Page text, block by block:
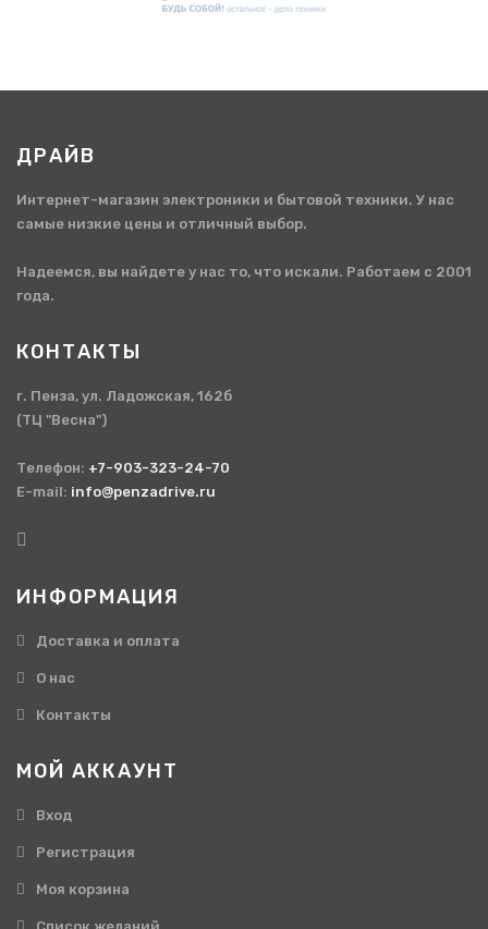
ДРАЙВ
Интернет-магазин электроники и бытовой техники. У нас
самые низкие цены и отличный выбор.
Надеемся, вы найдете у нас то, что искали. Работаем с 2001
года.
КОНТАКТЫ
г. Пенза, ул. Ладожская, 162б
(ТЦ "Весна")
Телефон: +7-903-323-24-70
E-mail: info@penzadrive.ru
ИНФОРМАЦИЯ
Доставка и оплата
О нас
Контакты
МОЙ АККАУНТ
Вход
Регистрация
Моя корзина